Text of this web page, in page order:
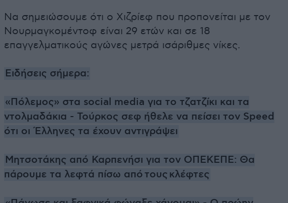
Να σημειώσουμε ότι ο Χιζρίεφ που προπονείται με τον
Νουρμαγκομέντοφ είναι 29 ετών και σε 18
επαγγελματικούς αγώνες μετρά ισάριθμες νίκες.
Ειδήσεις σήμερα:
«Πόλεμος» στα social media για το τζατζίκι και τα
ντολμαδάκια - Τούρκος σεφ ήθελε να πείσει τον Speed
ότι οι Έλληνες τα έχουν αντιγράψει
Μητσοτάκης από Καρπενήσι για τον ΟΠΕΚΕΠΕ: Θα
πάρουμε τα λεφτά πίσω από τους κλέφτες